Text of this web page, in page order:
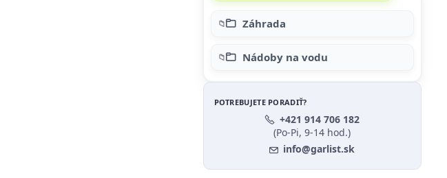
Záhrada
Nádoby na vodu
POTREBUJETE PORADIŤ?
+421 914 706 182
(Po-Pi, 9-14 hod.)
info@garlist.sk